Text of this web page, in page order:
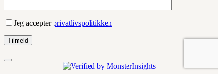
Jeg accepterprivatlivspolitikken